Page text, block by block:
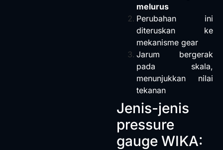
melurus
Perubahan ini
diteruskan ke
mekanisme gear
Jarum bergerak
pada skala,
menunjukkan nilai
tekanan
Jenis-jenis
pressure
gauge WIKA: